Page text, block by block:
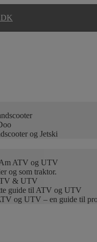
og Jetski
ATV og UTV
og som traktor.
& UTV
guide til ATV og UTV
og UTV – en guide til